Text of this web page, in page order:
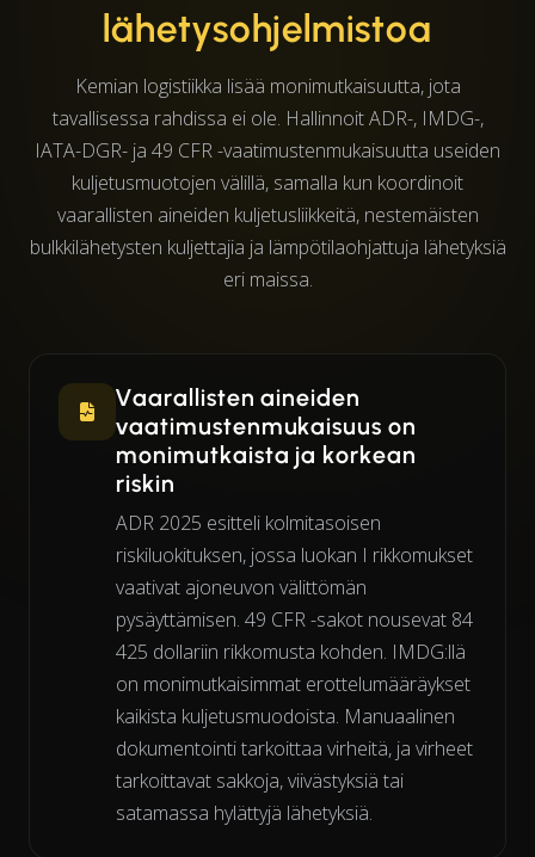
lähetysohjelmistoa
Kemian logistiikka lisää monimutkaisuutta, jota
tavallisessa rahdissa ei ole. Hallinnoit ADR-, IMDG-,
IATA-DGR- ja 49 CFR -vaatimustenmukaisuutta useiden
kuljetusmuotojen välillä, samalla kun koordinoit
vaarallisten aineiden kuljetusliikkeitä, nestemäisten
bulkkilähetysten kuljettajia ja lämpötilaohjattuja lähetyksiä
eri maissa.
Vaarallisten aineiden
vaatimustenmukaisuus on
monimutkaista ja korkean
riskin
ADR 2025 esitteli kolmitasoisen
riskiluokituksen, jossa luokan I rikkomukset
vaativat ajoneuvon välittömän
pysäyttämisen. 49 CFR -sakot nousevat 84
425 dollariin rikkomusta kohden. IMDG:llä
on monimutkaisimmat erottelumääräykset
kaikista kuljetusmuodoista. Manuaalinen
dokumentointi tarkoittaa virheitä, ja virheet
tarkoittavat sakkoja, viivästyksiä tai
satamassa hylättyjä lähetyksiä.